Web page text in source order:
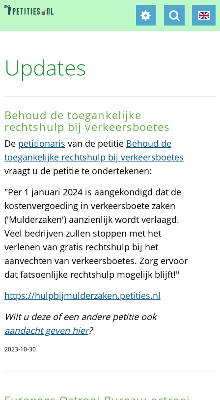
Updates
Behoud de toegankelijke
rechtshulp bij verkeersboetes
De petitionaris van de petitie Behoud de
toegankelijke rechtshulp bij verkeersboetes
vraagt u de petitie te ondertekenen:
"Per 1 januari 2024 is aangekondigd dat de
kostenvergoeding in verkeersboete zaken
('Mulderzaken') aanzienlijk wordt verlaagd.
Veel bedrijven zullen stoppen met het
verlenen van gratis rechtshulp bij het
aanvechten van verkeersboetes. Zorg ervoor
dat fatsoenlijke rechtshulp mogelijk blijft!"
https://hulpbijmulderzaken.petities.nl
Wilt u deze of een andere petitie ook
aandacht geven hier?
2023-10-30